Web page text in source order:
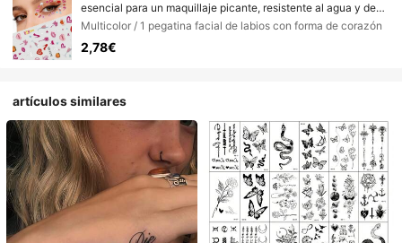
esencial para un maquillaje picante, resistente al agua y de
larga duración, perfecto para el ambiente de una fiesta, fácil
de crear un efecto de maquillaje de chica mala Y2K,
adecuado para Y2K, KPOP, purpurina facial, carnaval,
Multicolor / 1 pegatina facial de labios con forma de corazón
2,78€
artículos similares